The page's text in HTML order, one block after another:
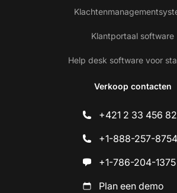
Klantportaal software
Help desk software voor
Verkoop contacten
+421 2 33 456
+1-888-257-8754
+1-786-204-1375
Plan een demo